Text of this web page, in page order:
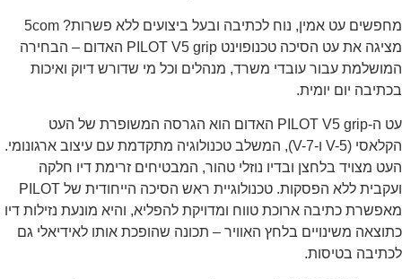
מחפשים עט אמין, נוח לכתיבה ובעל ביצועים ללא פשרות? 5com
מציגה את עט הסיכה טכנופוינט PILOT V5 grip האדום – הבחירה
המושלמת עבור עובדי משרד, מנהלים וכל מי שדורש דיוק ואיכות
בכתיבה יום יומית.
עט ה-PILOT V5 grip האדום הוא הגרסה המשופרת של העט
הקלאסי (V-5 ו-V-7), המשלב טכנולוגיה מתקדמת עם עיצוב ארגונומי.
העט מצויד בלחצן ובדיו נוזלי טהור, המבטיחים זרימת דיו חלקה
ועקבית ללא הפסקות. טכנולוגיית ראש הסיכה הייחודית של PILOT
מאפשרת כתיבה ארוכת טווח ומדויקת להפליא, והיא מונעת נזילות דיו
כתוצאה משינויים בלחץ האוויר – תכונה שהופכת אותו לאידיאלי גם
לכתיבה בטיסות.